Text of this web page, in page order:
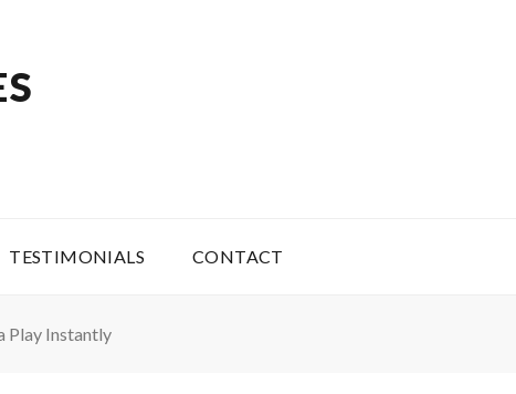
TESTIMONIALS CONTACT
Play Instantly